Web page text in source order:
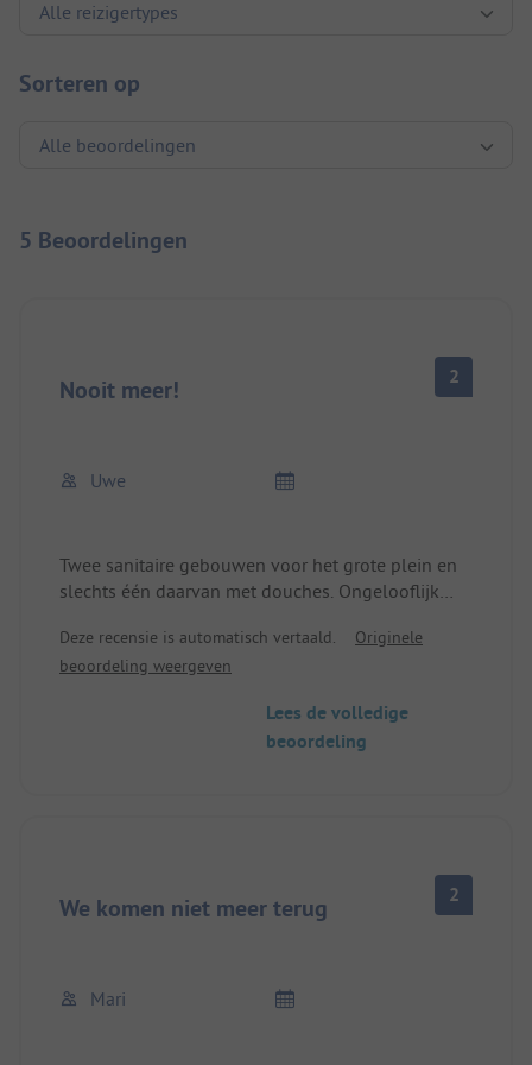
Sorteren op
5 Beoordelingen
Nooit meer! 2
Uwe
Twee sanitaire gebouwen voor het grote plein en
slechts één daarvan met douches. Ongelooflijk
schoonmaak van de sanitaire voorzieningen...
Daarvoor dan 2 euro voor een warme douche en
Het plein was voor ons een vreselijke ervaring en
Deze recensie is automatisch vertaald.
Originele
beoordeling weergeven
Lees de volledige
beoordeling
We komen niet meer terug 2
Mari